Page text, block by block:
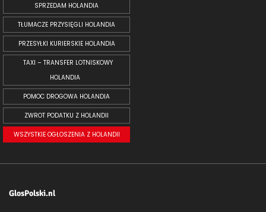
SPRZEDAM HOLANDIA
TŁUMACZE PRZYSIĘGLI HOLANDIA
PRZESYŁKI KURIERSKIE HOLANDIA
TAXI – TRANSFER LOTNISKOWY
HOLANDIA
POMOC DROGOWA HOLANDIA
ZWROT PODATKU Z HOLANDII
WSZYSTKIE OGŁOSZENIA Z HOLANDII
GlosPolski.nl